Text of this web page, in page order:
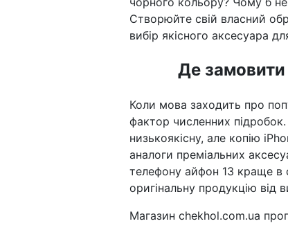
Створюйте свій власний
вибір якісного аксесуара
Де
Коли мова заходить про
фактор численних
низькоякісну, але копію
аналоги преміальних
телефону айфон 13 краще в
оригінальну продукцію від
Магазин chekhol.com.ua